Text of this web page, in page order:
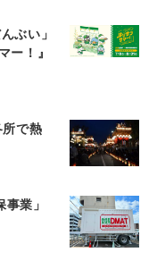
ぶい」
ー！』
で熱
業」